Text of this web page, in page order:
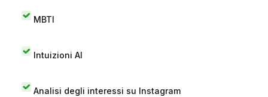
MBTI
Intuizioni AI
Analisi degli interessi su Instagram